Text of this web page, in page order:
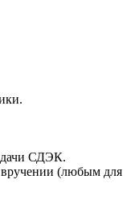
СДЭК.
вручении (любым для